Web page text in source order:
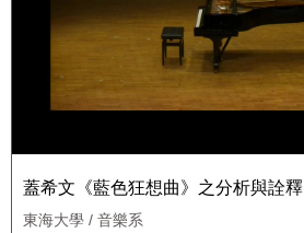
蓋希文《藍色狂想曲》之分析與詮釋
東海大學 / 音樂系